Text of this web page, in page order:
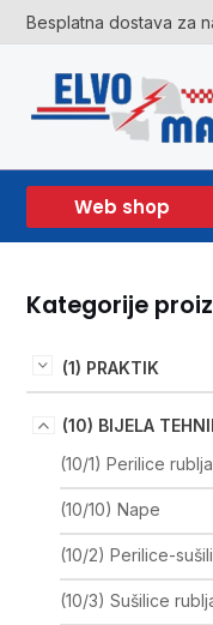
Skip
to
content
Besplatna dostava za
Web shop
Kategorije
(1) PRAKTIK
(10) BIJELA
(10/1) Perilice rublja
(10/10) Nape
(10/2) Perilice-
(10/3) Sušilice